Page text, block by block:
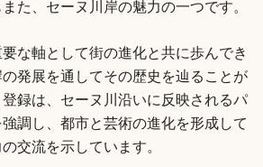
た、セーヌ川岸の魅力の一つです。
な軸として街の進化と共に歩んでき
発展を通してその歴史を辿ることが
録は、セーヌ川沿いに反映されるパ
調し、都市と芸術の進化を形成して
交流を示しています。